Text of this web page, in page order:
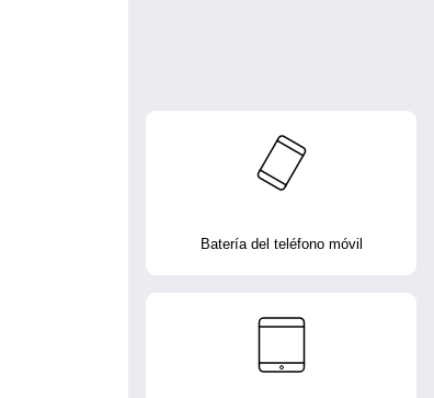
Batería del teléfono móvil